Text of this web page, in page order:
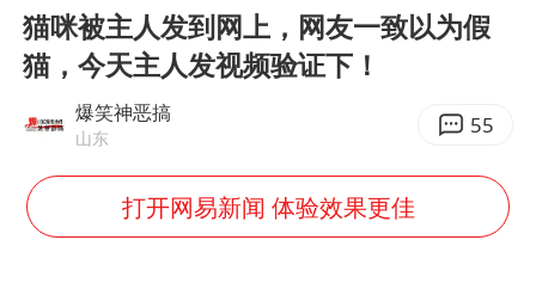
以军士兵把枪口对准中国记者
猫咪过火把节被抹成黑猫
猫咪被主人发到网上，网友一致以为假
猫，今天主人发视频验证下！
爆笑神恶搞
山东 55
打开网易新闻 体验效果更佳